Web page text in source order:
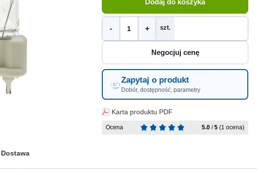
- + szt.
Zapytaj o produkt
Dobór, dostępność, parametry
Karta produktu PDF
Ocena 5.0 /5 (1 ocena)
Dostawa